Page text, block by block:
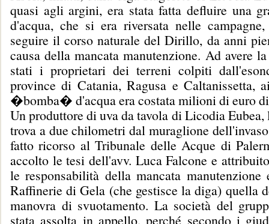
quasi agli argini, era stata fatta defluire una
d'acqua, che si era riversata nelle
seguire il corso naturale del Dirillo, da anni
causa della mancata manutenzione. Ad avere
stati i proprietari dei terreni colpiti
province di Catania, Ragusa e Caltanissetta,
�bomba� d'acqua era costata milioni di euro
Un produttore di uva da tavola di Licodia
trova a due chilometri dal muraglione
fatto ricorso al Tribunale delle Acque di
accolto le tesi dell'avv. Luca Falcone e
le responsabilità della mancata manutenzione
Raffinerie di Gela (che gestisce la diga) quella
manovra di svuotamento. La società del
stata assolta in appello, perché secondo i